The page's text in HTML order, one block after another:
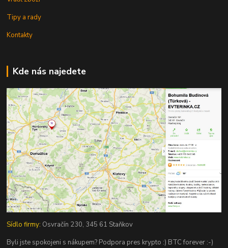
Tipy a rady
Kontakty
Kde nás najedete
Sídlo firmy: Osvračín 230, 345 61 Staňkov
Byli jste spokojeni s nákupem? Podpora pres krypto :) BTC forever :-)